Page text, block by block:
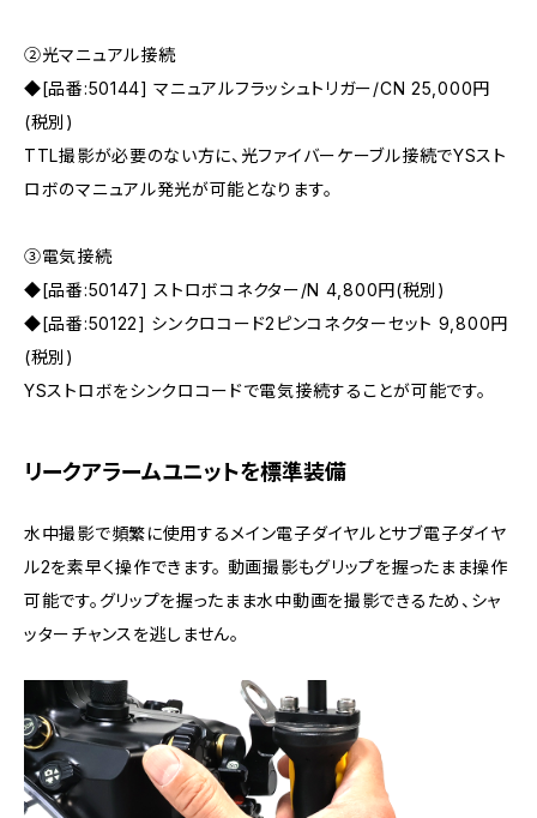
②光マニュアル接続
◆[品番:50144] マニュアルフラッシュトリガー/CN 25,000円
(税別)
TTL撮影が必要のない方に、光ファイバーケーブル接続でYSスト
ロボのマニュアル発光が可能となります。
③電気接続
◆[品番:50147] ストロボコネクター/N 4,800円(税別)
◆[品番:50122] シンクロコード2ピンコネクターセット 9,800円
(税別)
YSストロボをシンクロコードで電気接続することが可能です。
リークアラームユニットを標準装備
水中撮影で頻繁に使用するメイン電子ダイヤルとサブ電子ダイヤ
ル2を素早く操作できます。 動画撮影もグリップを握ったまま操作
可能です。グリップを握ったまま水中動画を撮影できるため、シャ
ッターチャンスを逃しません。